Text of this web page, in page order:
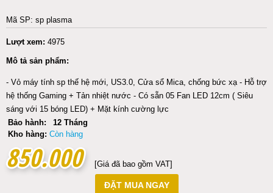
Mã SP: sp plasma
Lượt xem: 4975
Mô tả sản phẩm:
- Vỏ máy tính sp thế hệ mới, US3.0, Cửa sổ Mica, chống bức xạ - Hỗ trợ
hệ thống Gaming + Tản nhiệt nước - Có sẵn 05 Fan LED 12cm ( Siêu
sáng với 15 bóng LED) + Mặt kính cường lực
Bảo hành:
12 Tháng
Kho hàng: Còn hàng
850.000
850.000 [Giá đã bao gồm VAT]
ĐẶT MUA NGAY